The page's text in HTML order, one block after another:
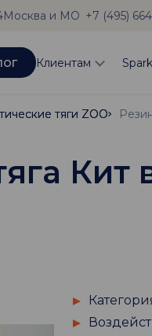
Москва и МО +7 (495)
Клиентам Spark
тяги ZOO
тяги ZOO
Кит